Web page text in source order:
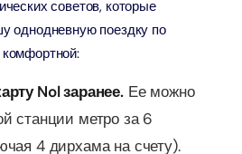
советов, которые
однодневную поездку по
Nol заранее.Ее можно
станции метро за 6
4 дирхама на счету).